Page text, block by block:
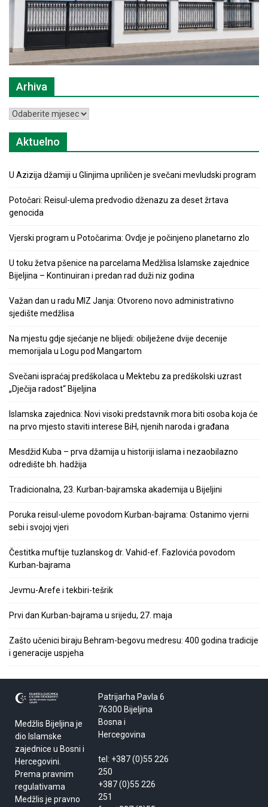
Arhiva
Arhiva
Aktuelno
U Azizija džamiji u Glinjima upriličen je svečani mevludski program
Potočari: Reisul-ulema predvodio dženazu za deset žrtava
genocida
Vjerski program u Potočarima: Ovdje je počinjeno planetarno zlo
U toku žetva pšenice na parcelama Medžlisa Islamske zajednice
Bijeljina – Kontinuiran i predan rad duži niz godina
Važan dan u radu MIZ Janja: Otvoreno novo administrativno
sjedište medžlisa
Na mjestu gdje sjećanje ne blijedi: obilježene dvije decenije
memorijala u Logu pod Mangartom
Svečani ispraćaj predškolaca u Mektebu za predškolski uzrast
„Dječija radost“ Bijeljina
Islamska zajednica: Novi visoki predstavnik mora biti osoba koja će
na prvo mjesto staviti interese BiH, njenih naroda i građana
Mesdžid Kuba – prva džamija u historiji islama i nezaobilazno
odredište bh. hadžija
Tradicionalna, 23. Kurban-bajramska akademija u Bijeljini
Poruka reisul-uleme povodom Kurban-bajrama: Ostanimo vjerni
sebi i svojoj vjeri
Čestitka muftije tuzlanskog dr. Vahid-ef. Fazlovića povodom
Kurban-bajrama
Jevmu-Arefe i tekbiri-tešrik
Prvi dan Kurban-bajrama u srijedu, 27. maja
Zašto učenici biraju Behram-begovu medresu: 400 godina tradicije
i generacije uspjeha
Medžlis Bijeljina je
dio Islamske
zajednice u Bosni i
Hercegovini.
Prema pravnim
regulativama
Medžlis je pravno
Patrijarha Pavla 6
76300 Bijeljina
Bosna i
Hercegovina
tel: +387 (0)55 226
250
+387 (0)55 226
251